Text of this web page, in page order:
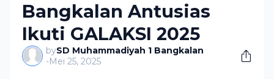
Bangkalan Antusias
Ikuti GALAKSI 2025
bySD Muhammadiyah 1 Bangkalan
-Mei 25, 2025